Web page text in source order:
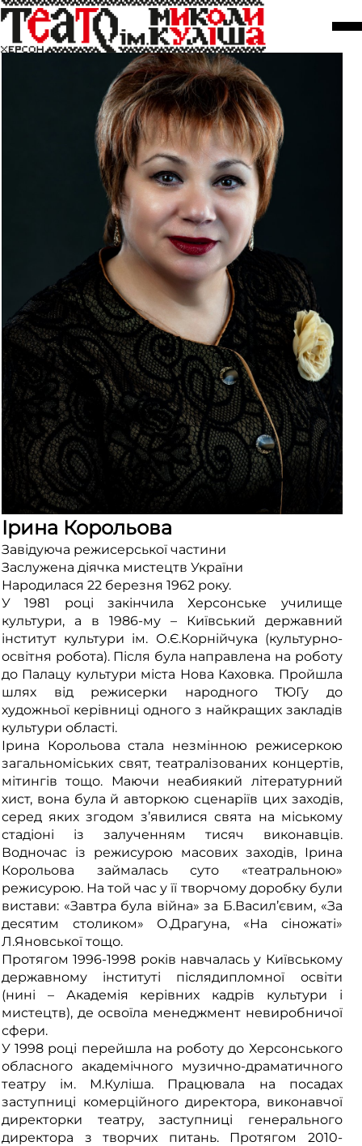
Ірина Корольова
Завідуюча режисерської частини
Заслужена діячка мистецтв України
Народилася 22 березня 1962 року.
У 1981 році закінчила Херсонське училище
культури, а в 1986-му – Київський державний
інститут культури ім. О.Є.Корнійчука (культурно-
освітня робота). Після була направлена на роботу
до Палацу культури міста Нова Каховка. Пройшла
шлях від режисерки народного ТЮГу до
художньої керівниці одного з найкращих закладів
культури області.
Ірина Корольова стала незмінною режисеркою
загальноміських свят, театралізованих концертів,
мітингів тощо. Маючи неабиякий літературний
хист, вона була й авторкою сценаріїв цих заходів,
серед яких згодом з’явилися свята на міському
стадіоні із залученням тисяч виконавців.
Водночас із режисурою масових заходів, Ірина
Корольова займалась суто «театральною»
режисурою. На той час у її творчому доробку були
вистави: «Завтра була війна» за Б.Васил’євим, «За
десятим столиком» О.Драгуна, «На сіножаті»
Л.Яновської тощо.
Протягом 1996-1998 років навчалась у Київському
державному інституті післядипломної освіти
(нині – Академія керівних кадрів культури і
мистецтв), де освоїла менеджмент невиробничої
сфери.
У 1998 році перейшла на роботу до Херсонського
обласного академічного музично-драматичного
театру ім. М.Куліша. Працювала на посадах
заступниці комерційного директора, виконавчої
директорки театру, заступниці генерального
директора з творчих питань. Протягом 2010-